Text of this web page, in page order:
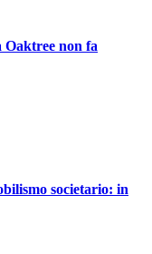
non fa
societario: in